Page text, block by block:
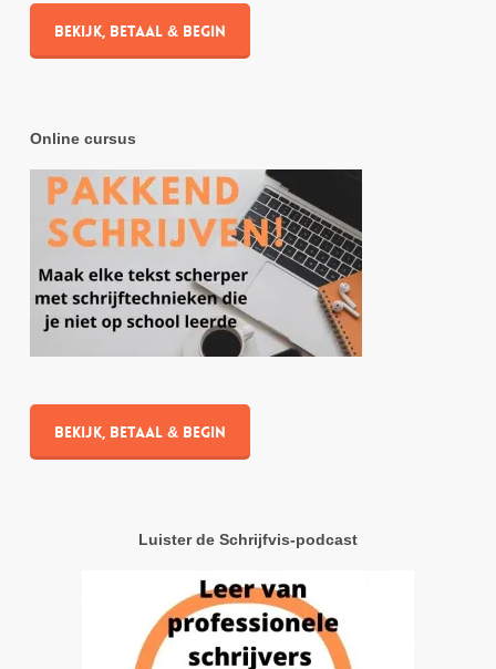
Bekijk, betaal & begin
Online cursus
Bekijk, betaal & begin
Luister de Schrijfvis-podcast